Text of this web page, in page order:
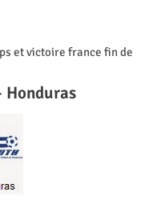
et victoire france fin de
Honduras